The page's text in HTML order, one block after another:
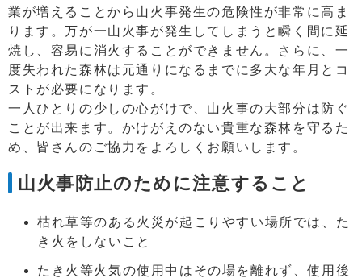
業が増えることから山火事発生の危険性が非常に高ま
ります。万が一山火事が発生してしまうと瞬く間に延
焼し、容易に消火することができません。さらに、一
度失われた森林は元通りになるまでに多大な年月とコ
ストが必要になります。
一人ひとりの少しの心がけで、山火事の大部分は防ぐ
ことが出来ます。かけがえのない貴重な森林を守るた
め、皆さんのご協力をよろしくお願いします。
山火事防止のために注意すること
枯れ草等のある火災が起こりやすい場所では、た
き火をしないこと
たき火等火気の使用中はその場を離れず、使用後